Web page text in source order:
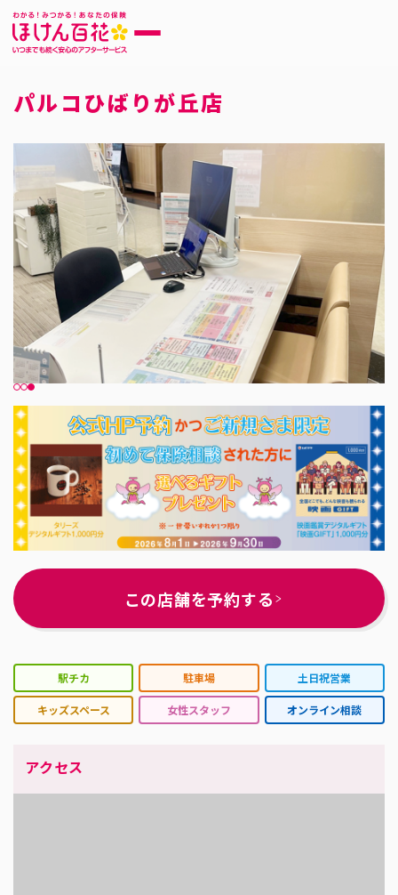
パルコひばりが丘店
アクセス
駅チカ 駐車場 土日祝営業
キッズスペース 女性スタッフ オンライン相談
この店舗を予約する